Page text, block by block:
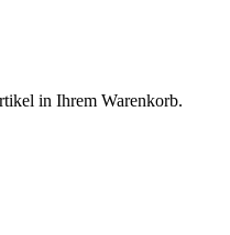
in Ihrem Warenkorb.